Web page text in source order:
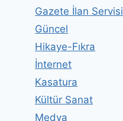
Gazete İlan Servisi
Güncel
Hikaye-Fıkra
İnternet
Kasatura
Kültür Sanat
Medya